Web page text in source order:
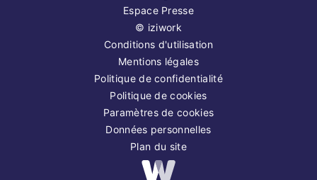
Espace Presse
© iziwork
Conditions d'utilisation
Mentions légales
Politique de confidentialité
Politique de cookies
Paramètres de cookies
Données personnelles
Plan du site